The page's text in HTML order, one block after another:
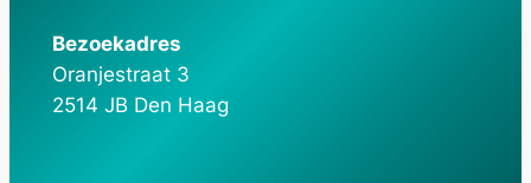
Bezoekadres
Oranjestraat 3
2514 JB Den Haag